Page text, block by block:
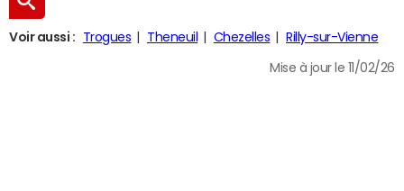
Voir aussi : Trogues Theneuil Chezelles Rilly-sur-Vienne
Mise à jour le 11/02/26